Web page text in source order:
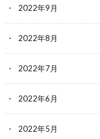
2022年9月
2022年8月
2022年7月
2022年6月
2022年5月